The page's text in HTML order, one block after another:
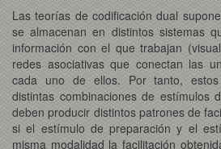
Las teorías de codificación dual
se almacenan en distintos sistemas
información con el que trabajan
redes asociativas que conectan las
cada uno de ellos. Por tanto,
distintas combinaciones de estímulos
deben producir distintos patrones de
si el estímulo de preparación y el
misma modalidad la facilitación